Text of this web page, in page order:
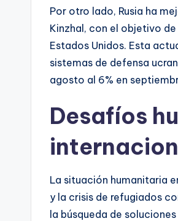
Por otro lado, Rusia ha
Kinzhal, con el objetivo
Estados Unidos. Esta
sistemas de defensa
agosto al 6% en
Desafíos
La situación humanitaria
y la crisis de refugiados
la búsqueda de